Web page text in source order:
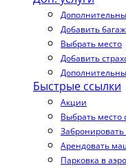
Добавить багаж
Выбрать место
Добавить
Быстрые ссылки
Акции
Выбрать место
Забронировать
Арендовать
Парковка в